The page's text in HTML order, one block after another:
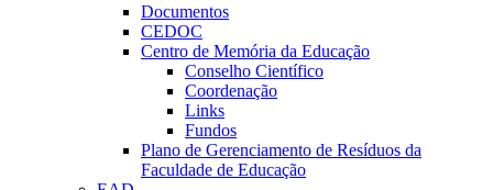
Documentos
CEDOC
Centro de Memória da Educação
Conselho Científico
Coordenação
Links
Fundos
Plano de Gerenciamento de Resíduos da
Faculdade de Educação